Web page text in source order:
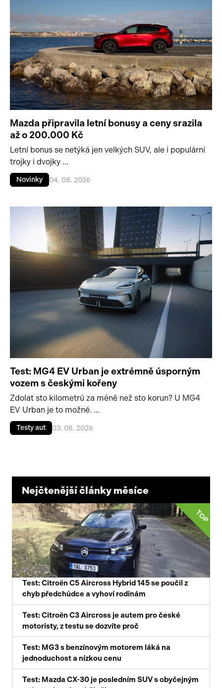
Mazda připravila letní bonusy a ceny srazila
až o 200.000 Kč
Letní bonus se netýká jen velkých SUV, ale i populární
trojky i dvojky ...
Novinky 04. 08. 2026
Test: MG4 EV Urban je extrémně úsporným
vozem s českými kořeny
Zdolat sto kilometrů za méně než sto korun? U MG4
EV Urban je to možné. ...
Testy aut 03. 08. 2026
Nejčtenější články měsíce
TOP
Test: Citroën C5 Aircross Hybrid 145 se poučil z
chyb předchůdce a vyhoví rodinám
Test: Citroën C3 Aircross je autem pro české
motoristy, z testu se dozvíte proč
Test: MG3 s benzínovým motorem láká na
jednoduchost a nízkou cenu
Test: Mazda CX-30 je posledním SUV s obyčejným